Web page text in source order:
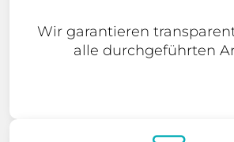
Wir garantieren
alle durchgeführten